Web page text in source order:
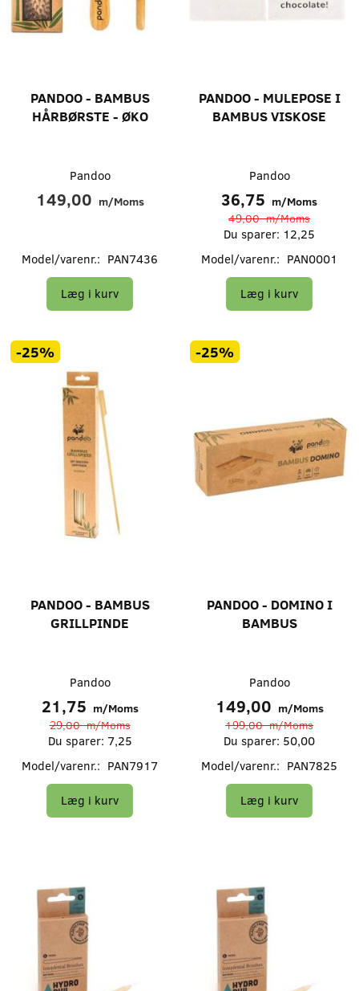
PANDOO - BAMBUS
HÅRBØRSTE - ØKO
Pandoo
149,00 m/Moms
Model/varenr.: PAN7436
Læg i kurv
PANDOO - MULEPOSE I
BAMBUS VISKOSE
Pandoo
36,75 m/Moms
49,00m/Moms
Du sparer: 12,25
Model/varenr.: PAN0001
Læg i kurv
-25%
PANDOO - BAMBUS
GRILLPINDE
Pandoo
21,75 m/Moms
29,00m/Moms
Du sparer: 7,25
Model/varenr.: PAN7917
Læg i kurv
-25%
PANDOO - DOMINO I
BAMBUS
Pandoo
149,00 m/Moms
199,00m/Moms
Du sparer: 50,00
Model/varenr.: PAN7825
Læg i kurv